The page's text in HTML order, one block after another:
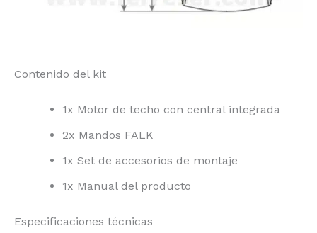
Contenido del kit
1x Motor de techo con central integrada
2x Mandos FALK
1x Set de accesorios de montaje
1x Manual del producto
Especificaciones técnicas